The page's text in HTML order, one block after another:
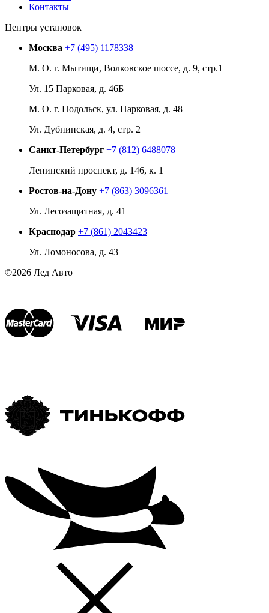
Контакты
Центры установок
Москва +7 (495) 1178338
М. О. г. Мытищи, Волковское шоссе, д. 9, стр.1
Ул. 15 Парковая, д. 46Б
М. О. г. Подольск, ул. Парковая, д. 48
Ул. Дубнинская, д. 4, стр. 2
Санкт-Петербург +7 (812) 6488078
Ленинский проспект, д. 146, к. 1
Ростов-на-Дону +7 (863) 3096361
Ул. Лесозащитная, д. 41
Краснодар +7 (861) 2043423
Ул. Ломоносова, д. 43
©2026 Лед Авто